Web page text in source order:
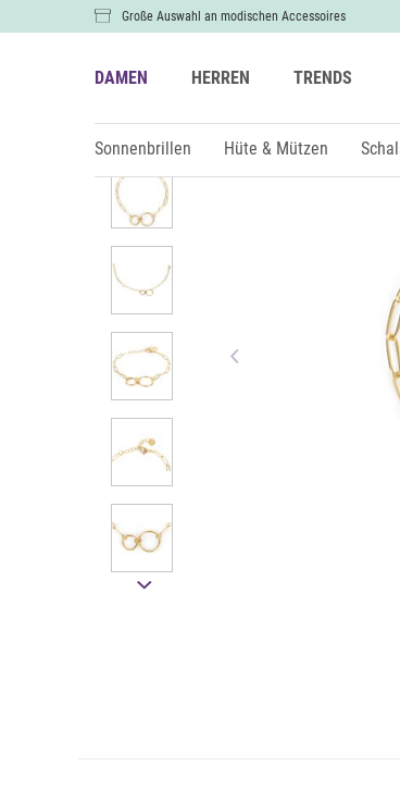
Große Auswahl an modischen Accessoires
DAMEN HERREN TRENDS
Sonnenbrillen Hüte & Mützen